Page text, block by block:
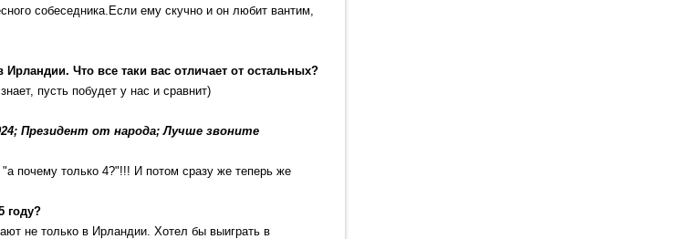
собеседника.Если ему скучно и он любит вантим,
Что все таки вас отличает от остальных?
пусть побудет у нас и сравнит)
Президент от народа;Лучше звоните
почему только 4?"!!! И потом сразу же теперь же
году?
не только в Ирландии. Хотел бы выиграть в